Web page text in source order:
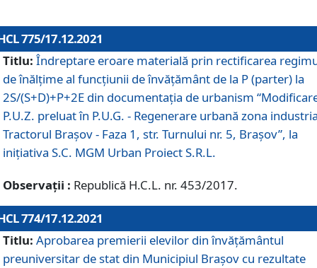
775/17.12.2021
Titlu: Îndreptare eroare materială prin rectificarea
de înălţime al funcţiunii de învăţământ de la P (parter) la
2S/(S+D)+P+2E din documentaţia de urbanism
P.U.Z. preluat în P.U.G. - Regenerare urbană zona
Tractorul Braşov - Faza 1, str. Turnului nr. 5, Braşov”, la
iniţiativa S.C. MGM Urban Proiect S.R.L.
Observații : Republică H.C.L. nr. 453/2017.
774/17.12.2021
Titlu: Aprobarea premierii elevilor din învățământul
preuniversitar de stat din Municipiul Brașov cu rezultate